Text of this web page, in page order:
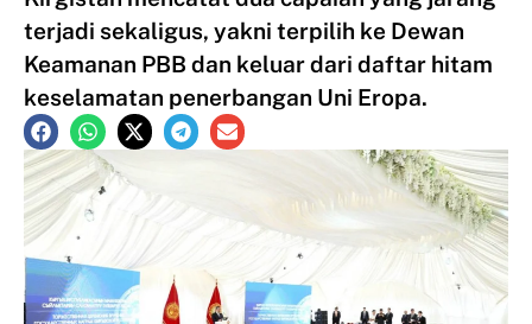
terjadi sekaligus, yakni terpilih ke Dewan
Keamanan PBB dan keluar dari daftar hitam
keselamatan penerbangan Uni Eropa.